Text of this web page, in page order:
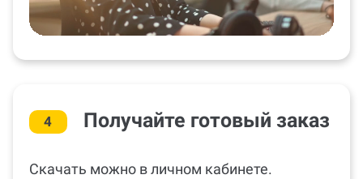
4 Получайте готовый заказ
Скачать можно в личном кабинете.